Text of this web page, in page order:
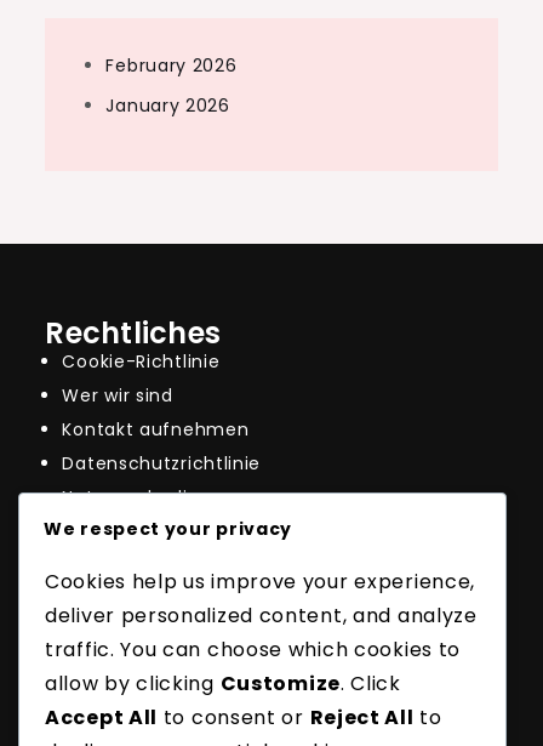
February 2026
January 2026
Rechtliches
Cookie-Richtlinie
Wer wir sind
Kontakt aufnehmen
Datenschutzrichtlinie
Nutzungsbedingungen
Neueste Beiträge
Ausführung, Strafen, Nachbereitung
Badminton Aufschlag
Punktesystemvariationen: Regeln, Ausführung,
Badminton Hochaufschlagfehler: Höhe, Winkel,
Ausführung
We respect your privacy
Cookies help us improve your experience,
deliver personalized content, and analyze
traffic. You can choose which cookies to
allow by clicking Customize. Click
Accept All to consent or Reject All to